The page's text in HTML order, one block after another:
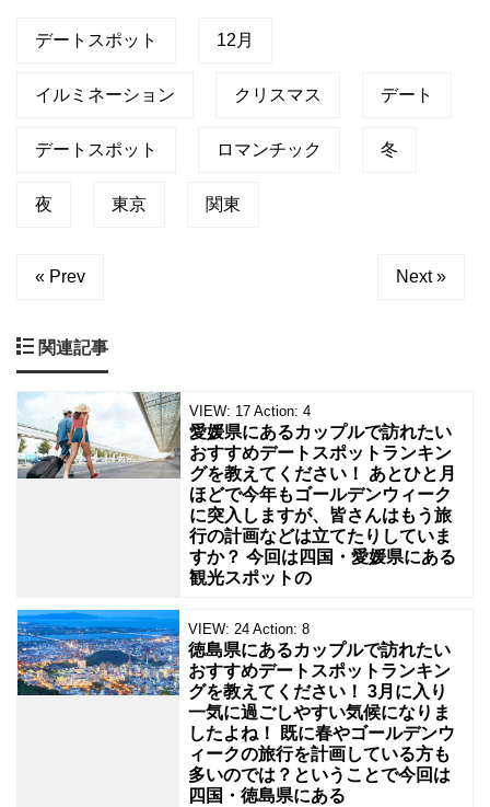
マ
ー
ッ
開
さ
れ
て
イ
ー
シ
ョ
デートスポット 12月
イルミネーション クリスマス デート
デートスポット ロマンチック 冬
夜 東京 関東
« Prev Next »
関連記事
VIEW: 17 Action: 4
愛媛県にあるカップルで訪れたい
おすすめデートスポットランキン
グを教えてください！ あとひと月
ほどで今年もゴールデンウィーク
に突入しますが、皆さんはもう旅
行の計画などは立てたりしていま
すか？ 今回は四国・愛媛県にある
観光スポットの
VIEW: 24 Action: 8
徳島県にあるカップルで訪れたい
おすすめデートスポットランキン
グを教えてください！ 3月に入り
一気に過ごしやすい気候になりま
したよね！ 既に春やゴールデンウ
ィークの旅行を計画している方も
多いのでは？ということで今回は
四国・徳島県にある